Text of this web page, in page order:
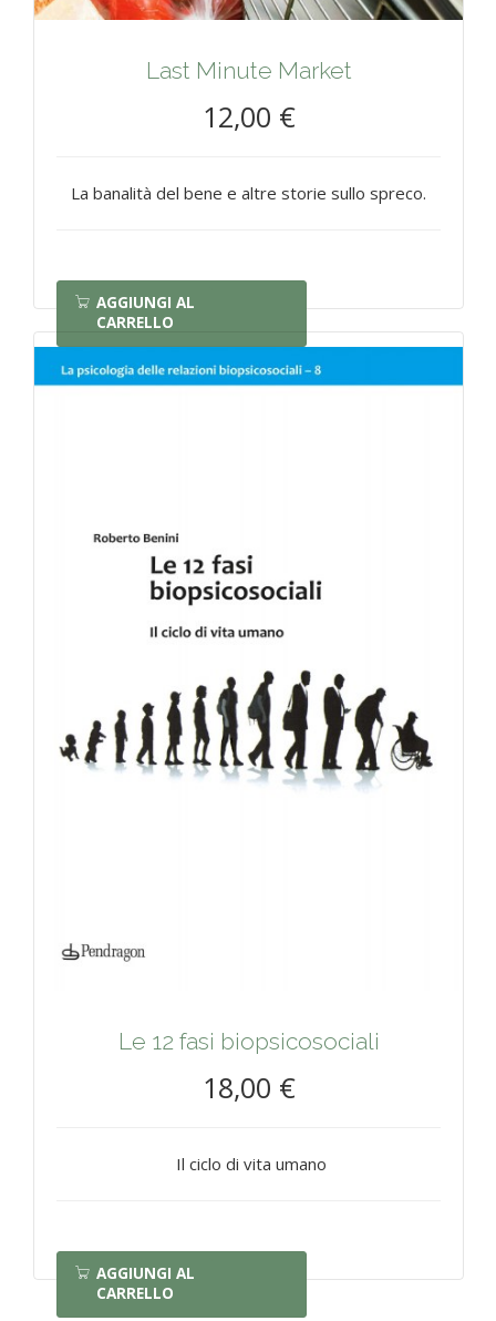
Last Minute Market
12,00 €
La banalità del bene e altre storie sullo spreco.
AGGIUNGI AL
CARRELLO
Le 12 fasi biopsicosociali
18,00 €
Il ciclo di vita umano
AGGIUNGI AL
CARRELLO